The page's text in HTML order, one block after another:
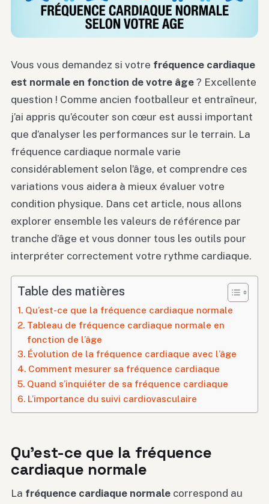
Vous vous demandez si votre fréquence cardiaque
est normale en fonction de votre âge ? Excellente
question ! Comme ancien footballeur et entraîneur,
j’ai appris qu’écouter son cœur est aussi important
que d’analyser les performances sur le terrain. La
fréquence cardiaque normale varie
considérablement selon l’âge, et comprendre ces
variations vous aidera à mieux évaluer votre
condition physique. Dans cet article, nous allons
explorer ensemble les valeurs de référence par
tranche d’âge et vous donner tous les outils pour
interpréter correctement votre rythme cardiaque.
Table des matières
Qu’est-ce que la fréquence cardiaque normale
Tableau de fréquence cardiaque normale en
fonction de l’âge
Évolution de la fréquence cardiaque avec l’âge
Comment mesurer sa fréquence cardiaque
Quand s’inquiéter de sa fréquence cardiaque
L’importance du suivi cardiovasculaire
Qu’est-ce que la fréquence
cardiaque normale
La fréquence cardiaque normale correspond au